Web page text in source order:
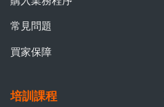
常見問題
買家保障
培訓課程